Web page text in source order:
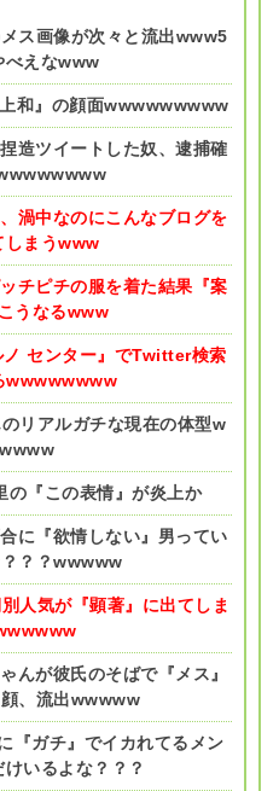
メス画像が次々と流出www5
べえなwww
上和』の顔面wwwwwwwww
造ツイートした奴、逮捕確
渦中なのにこんなブログを
しまうwww
チピチの服を着た結果『案
うなるwww
ノ センター』でTwitter検索
wwwwwwww
のリアルガチな現在の体型w
wwww
の『この表情』が炎上か
に『欲情しない』男ってい
？？wwwww
人気が『顕著』に出てしま
んが彼氏のそばで『メス』
、流出wwwww
『ガチ』でイカれてるメン
いるよな？？？